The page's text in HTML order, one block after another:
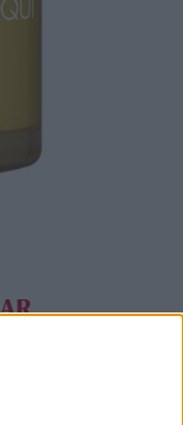
DE
EN